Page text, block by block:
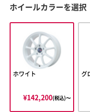
ホイールカラーを選択
ホワイト
¥142,200(税込)〜
グ